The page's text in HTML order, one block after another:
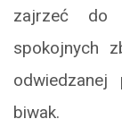
zajrzeć do
spokojnych
biwak.